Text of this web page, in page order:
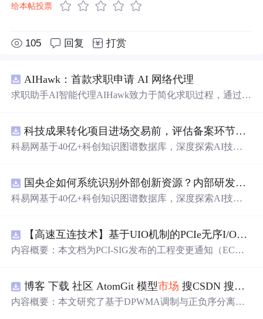
给本帖投票
105 回复 打赏
AIHawk：首款求职申请 AI 网络代理
求职助手AI智能代理AIHawk致力于简化求职过程，通过自
科技成果转化项目进场交易前，评估备案环节需要准备哪些材料？.docx
科易网基于40亿+科创知识图谱数据库，深度探索AI技术
新领域的AI+数智化解决方案，推动科技创新与产业创新
智能化发展。
国央企如何系统识别外部创新资源？内部研发体系完善，但对外部高校、中小科技企业技术能力缺乏动态认知。.docx
科易网基于40亿+科创知识图谱数据库，深度探索AI技术
新领域的AI+数智化解决方案，推动科技创新与产业创新
智能化发展。
【高速互连技术】基于UIO机制的PCIe无序I/O扩展：多路径架构下内存请求的高性能传输与排序控制方案设计
内容概要：本文档为PCI-SIG发布的工程变更通知（EC
规则对多路径拓扑和高性能IO系统的限制。UIO基于Flit模
式，定义了一套新的TLP（事务层包）类型和规则，允许
博客 下载 社区 AtomGit 模型市场 搜CSDN 搜索 AI 搜索 会员中心 创作中心 基于DPWMA调制与正负序分离的ANPC三电平并网逆变器前馈控制策略研究（Simulink仿真实现）
内容概要：本文研究了基于DPWMA调制与正负序分离的